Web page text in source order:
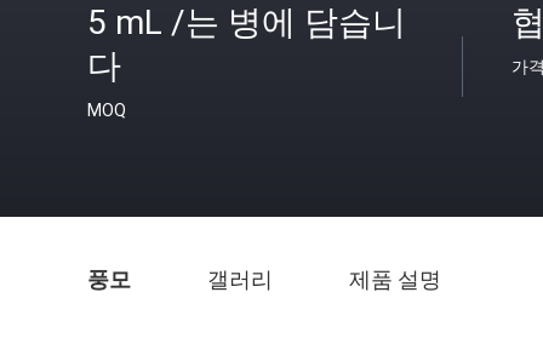
5 mL /는 병에 담습니
다
MOQ
가격
풍모 갤러리 제품 설명